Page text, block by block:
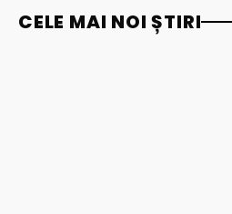
CELE MAI NOI ȘTIRI